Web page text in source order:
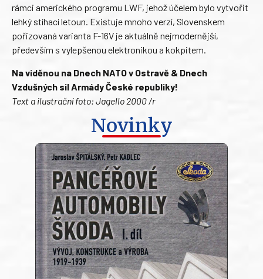
rámci amerického programu LWF, jehož účelem bylo vytvořit
lehký stíhací letoun. Existuje mnoho verzí, Slovenskem
pořizovaná varianta F-16V je aktuálně nejmodernější,
především s vylepšenou elektronikou a kokpitem.
Na viděnou na Dnech NATO v Ostravě & Dnech
Vzdušných sil Armády České republiky!
Text a ilustrační foto: Jagello 2000 /r
Novinky